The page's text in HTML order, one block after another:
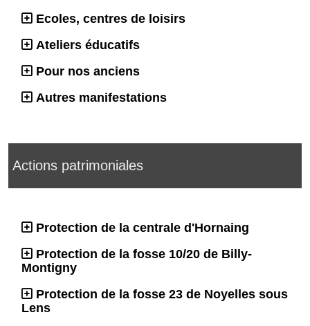
Ecoles, centres de loisirs
Ateliers éducatifs
Pour nos anciens
Autres manifestations
Actions patrimoniales
Protection de la centrale d'Hornaing
Protection de la fosse 10/20 de Billy-
Montigny
Protection de la fosse 23 de Noyelles sous
Lens